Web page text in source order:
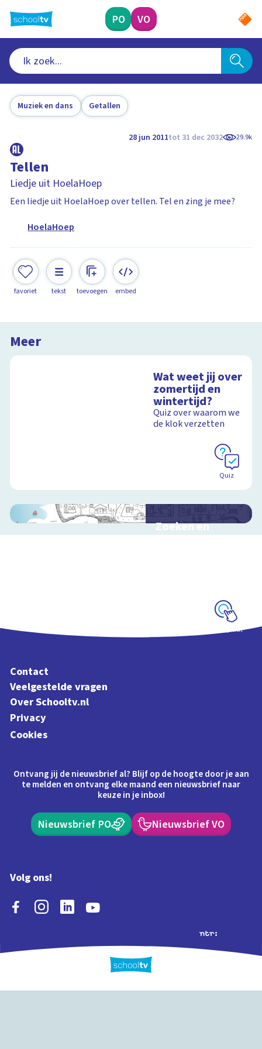
naar
hoofdinhoud
PO VO
Muziek en dans Getallen
28 jun 2011tot 31 dec 2032 29.9k
Tellen
Liedje uit HoelaHoep
Een liedje uit HoelaHoep over tellen. Tel en zing je mee?
HoelaHoep
favoriet tekst toevoegen embed
Meer
Wat weet jij over
zomertijd en
wintertijd?
Quiz over waarom we
de klok verzetten
Quiz
Zoeken en
zingen met
Schoolplaat
Contact
Veelgestelde vragen
Over Schooltv.nl
Privacy
Cookies
Ontvang jij de nieuwsbrief al? Blijf op de hoogte door je aan
te melden en ontvang elke maand een nieuwsbrief naar
keuze in je inbox!
Nieuwsbrief PO Nieuwsbrief VO
Volg ons!